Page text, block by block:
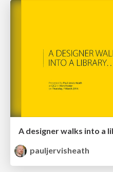
A designer walks into a
pauljervisheath